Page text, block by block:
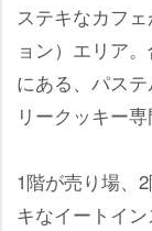
ステキなカフ
ョン）エリア
にある、パス
リークッキー
1階が売り場、
キなイートイ